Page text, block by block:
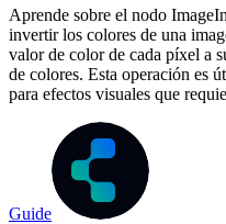
Aprende sobre el nodo
invertir los colores de una
valor de color de cada píxel a
de colores. Esta operación es
para efectos visuales que
Guide